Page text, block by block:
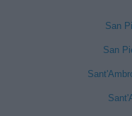
San
San